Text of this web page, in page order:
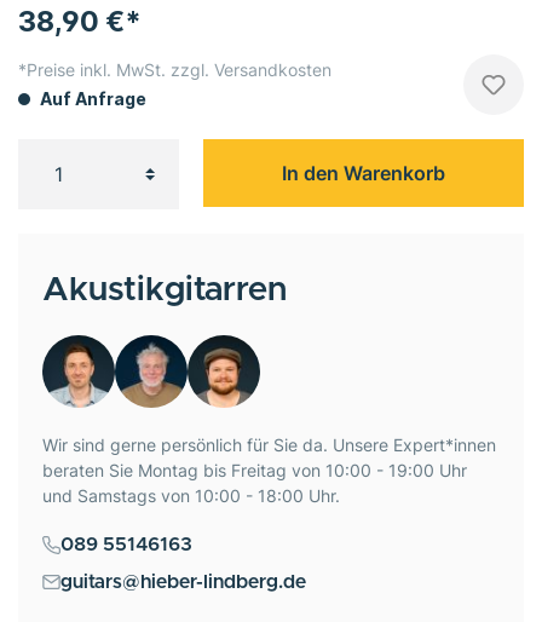
38,90 €*
*Preise inkl. MwSt. zzgl. Versandkosten
Auf Anfrage
In den Warenkorb
Akustikgitarren
Wir sind gerne persönlich für Sie da. Unsere Expert*innen
beraten Sie Montag bis Freitag von 10:00 - 19:00 Uhr
und Samstags von 10:00 - 18:00 Uhr.
089 55146163
guitars@hieber-lindberg.de